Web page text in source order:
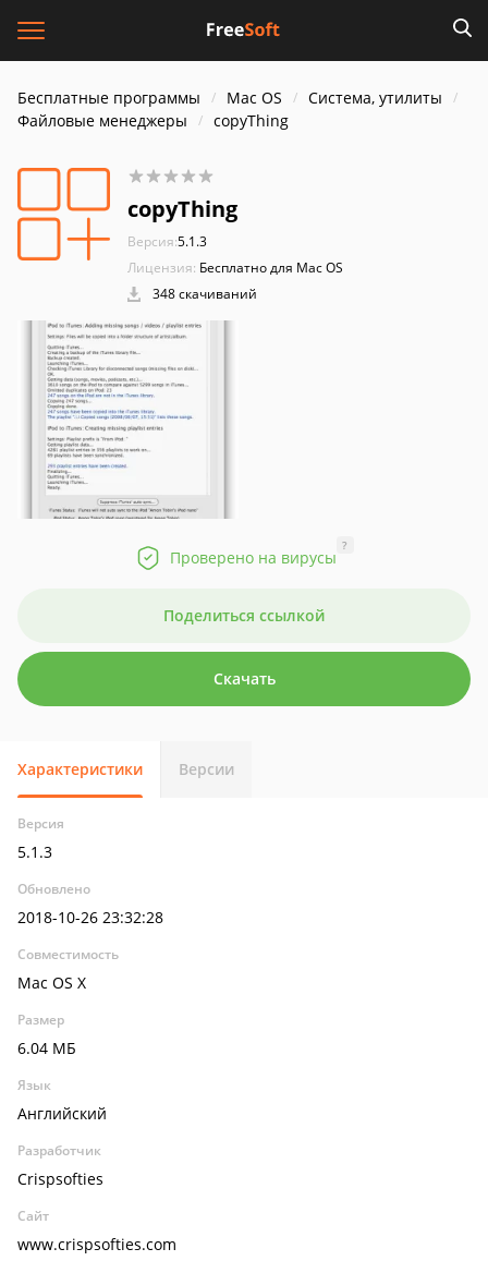
Бесплатные программы Mac OS
Система, утилиты
Файловые менеджеры
copyThing
copyThing
Версия:5.1.3
Лицензия: Бесплатно для Mac OS
348 скачиваний
Проверено на вирусы
?
Поделиться ссылкой
Скачать
Характеристики Версии
Версия
5.1.3
Обновлено
2018-10-26 23:32:28
Совместимость
Mac OS X
Размер
6.04 МБ
Язык
Английский
Разработчик
Crispsofties
Сайт
www.crispsofties.com